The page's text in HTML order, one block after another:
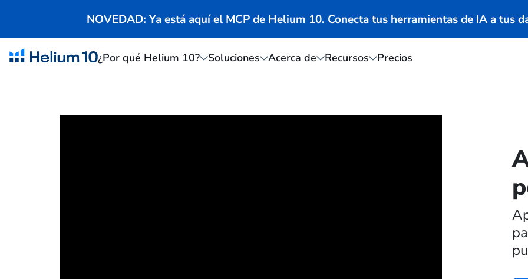
NOVEDAD: Ya está aquí el MCP de Helium 10. Conecta tus herramientas de IA a tus
¿Por qué Helium 10? Soluciones Acerca de Recursos Precios